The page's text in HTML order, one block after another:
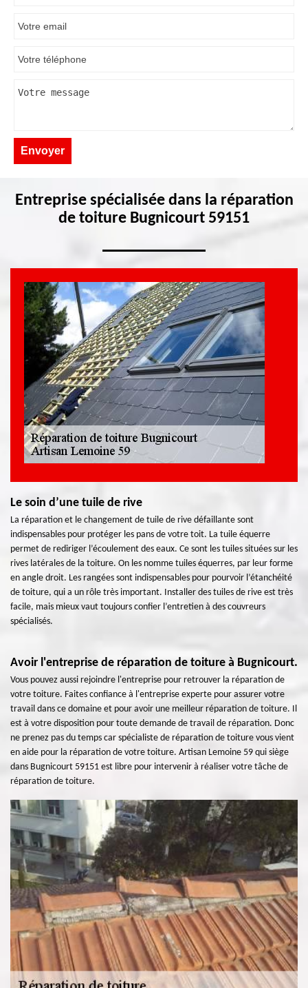
Entreprise spécialisée dans la réparation
de toiture Bugnicourt 59151
Le soin d’une tuile de rive
La réparation et le changement de tuile de rive défaillante sont
indispensables pour protéger les pans de votre toit. La tuile équerre
permet de rediriger l’écoulement des eaux. Ce sont les tuiles situées sur les
rives latérales de la toiture. On les nomme tuiles équerres, par leur forme
en angle droit. Les rangées sont indispensables pour pourvoir l’étanchéité
de toiture, qui a un rôle très important. Installer des tuiles de rive est très
facile, mais mieux vaut toujours confier l’entretien à des couvreurs
spécialisés.
Avoir l'entreprise de réparation de toiture à Bugnicourt.
Vous pouvez aussi rejoindre l'entreprise pour retrouver la réparation de
votre toiture. Faites confiance à l'entreprise experte pour assurer votre
travail dans ce domaine et pour avoir une meilleur réparation de toiture. Il
est à votre disposition pour toute demande de travail de réparation. Donc
ne prenez pas du temps car spécialiste de réparation de toiture vous vient
en aide pour la réparation de votre toiture. Artisan Lemoine 59 qui siège
dans Bugnicourt 59151 est libre pour intervenir à réaliser votre tâche de
réparation de toiture.